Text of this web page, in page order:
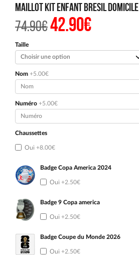
Maillot Kit Enfant Bresil Domicile
74.90€Le
prix
était :
74.90€.
42.90€Le
prix
est :
42.90€.
Taille
Nom +5.00€
Numéro +5.00€
Chaussettes
Oui +8.00€
Badge Copa America 2024
Oui +2.50€
Badge 9 Copa america
Oui +2.50€
Badge Coupe du Monde 2026
Oui +2.50€